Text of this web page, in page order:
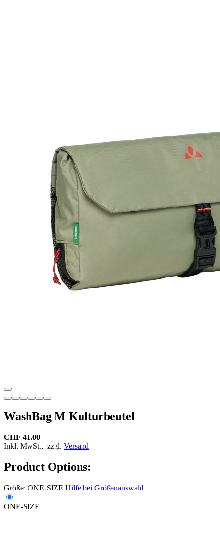
WashBag M Kulturbeutel
CHF 41.00
Inkl. MwSt., zzgl. Versand
Product Options:
Größe: ONE-SIZE Hilfe bei Größenauswahl
ONE-SIZE